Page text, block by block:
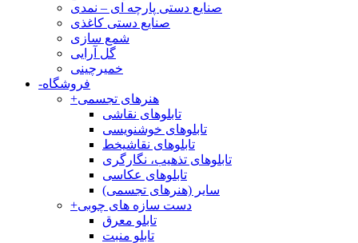
صنایع دستی پارچه ای – نمدی
صنایع دستی کاغذی
شمع سازی
گل آرایی
خمیرچینی
-فروشگاه
+هنرهای تجسمی
تابلوهای نقاشی
تابلوهای خوشنویسی
تابلوهای نقاشیخط
تابلوهای تذهیب، نگارگری
تابلوهای عکاسی
سایر (هنرهای تجسمی)
+دست سازه های چوبی
تابلو معرق
تابلو منبت